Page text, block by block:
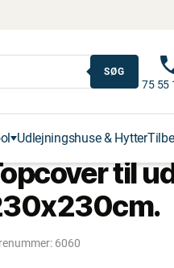
SØG
75 55
Udlejningshuse & Hytter
til
6060